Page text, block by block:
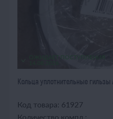
ОЖИДАЕТ ПОСТУПЛЕНИЯ
Кольца уплотнительные
Код товара: 61927
Количество компл.: